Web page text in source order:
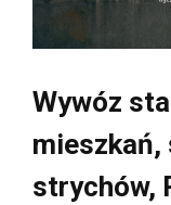
Wywóz
strychów,